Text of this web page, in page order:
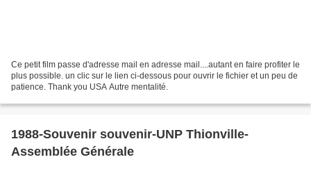
Ce petit film passe d'adresse mail en adresse mail....autant en faire profiter le
plus possible. un clic sur le lien ci-dessous pour ouvrir le fichier et un peu de
patience. Thank you USA Autre mentalité.
1988-Souvenir souvenir-UNP Thionville-
Assemblée Générale